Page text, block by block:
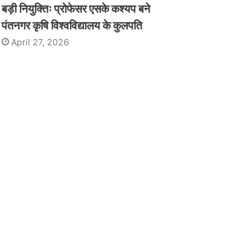
बड़ी नियुक्तिः प्रोफेसर एसके कश्यप बने
पंतनगर कृषि विश्वविद्यालय के कुलपति
April 27, 2026